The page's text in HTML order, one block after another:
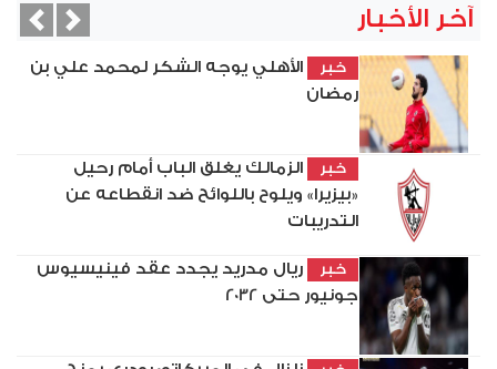
آخر الأخبار
خبر
الأهلي يوجه الشكر لمحمد علي بن
رمضان
خبر
الزمالك يغلق الباب أمام رحيل
«بيزيرا» ويلوح باللوائح ضد انقطاعه عن
التدريبات
خبر
ريال مدريد يجدد عقد فينيسيوس
جونيور حتى 2032
Next